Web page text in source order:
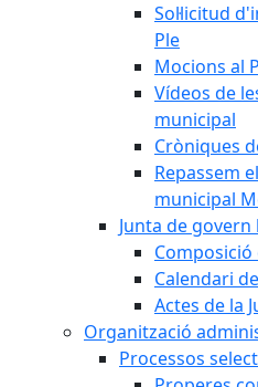
Sol·licitud
Ple
Mocions al
Vídeos de
municipal
Cròniques
Repassem
municipal
Junta de govern
Composició
Calendari
Actes de la
Organització
Processos